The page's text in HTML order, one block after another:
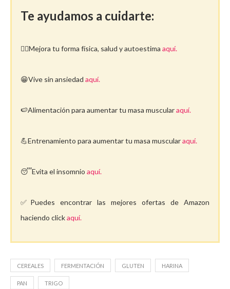
Te ayudamos a cuidarte:
🤸‍♀️Mejora tu forma física, salud y autoestima aquí.
😁Vive sin ansiedad aquí.
🍉Alimentación para aumentar tu masa muscularaquí.
💪Entrenamiento para aumentar tu masa muscularaquí.
😴Evita el insomnio aquí.
✅Puedes encontrar las mejores ofertas de Amazon
haciendo clickaquí.
CEREALES FERMENTACIÓN GLUTEN HARINA
PAN TRIGO